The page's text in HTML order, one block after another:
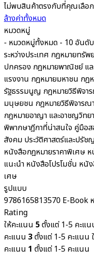
ไม่พบสินค้าตรงกับที่คุณเลือก
ล้างค่าทั้งหมด
หมวดหมู่
- หมวดหมู่ทั้งหมด - 10 อันดั
ระหว่างประเทศ กฎหมายทรัพ
ปกครอง กฎหมายพาณิชย์ แล
แรงงาน กฎหมายมหาชน กฎ
รัฐธรรมนูญ กฎหมายวิธีพิจา
มนุษยชน กฎหมายวิธีพิจาร
กฎหมายอาญา และอาชญวิทยา
พิพากษาฎีกาที่น่าสนใจ คู่มือ
สังคม ประวัติศาสตร์และปรัช
หนังสือกฎหมายราคาพิเศษ ห
แนะนำ หนังสือโปรโมชั่น หนั
เศษ
รูปแบบ
9786165813570 E-Book
Rating
ให้คะแนน 5ตั้งแต่ 1-5 คะแ
คะแนน 3ตั้งแต่ 1-5 คะแนน
คะแนน 1 ตั้งแต่ 1-5 คะแนน